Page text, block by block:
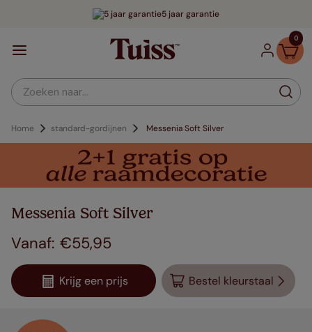
5 jaar garantie
0
Zoeken naar...
Home standard-gordijnen Messenia Soft Silver
Messenia Soft Silver
€55,95
Krijg een prijs Bestel kleurstaal